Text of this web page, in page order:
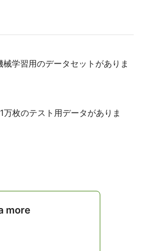
学習用のデータセットがありま
枚のテスト用データがありま
more